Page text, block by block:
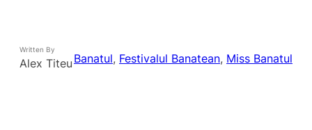
Written By
Alex Titeu Banatul, Festivalul Banatean, Miss Banatul